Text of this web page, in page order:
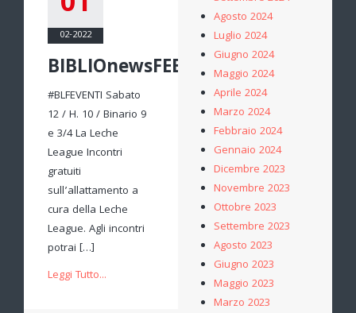
02-2022
BIBLIOnewsFEBBRAIO
#BLFEVENTI Sabato
12 / H. 10 / Binario 9
e 3/4 La Leche
League Incontri
gratuiti
sull’allattamento a
cura della Leche
League. Agli incontri
potrai […]
Leggi Tutto...
Agosto 2024
Luglio 2024
Giugno 2024
Maggio 2024
Aprile 2024
Marzo 2024
Febbraio 2024
Gennaio 2024
Dicembre 2023
Novembre 2023
Ottobre 2023
Settembre 2023
Agosto 2023
Giugno 2023
Maggio 2023
Marzo 2023